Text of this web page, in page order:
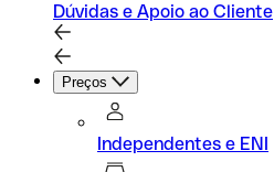
Dúvidas e Apoio ao Cliente
Preços
Independentes e ENI